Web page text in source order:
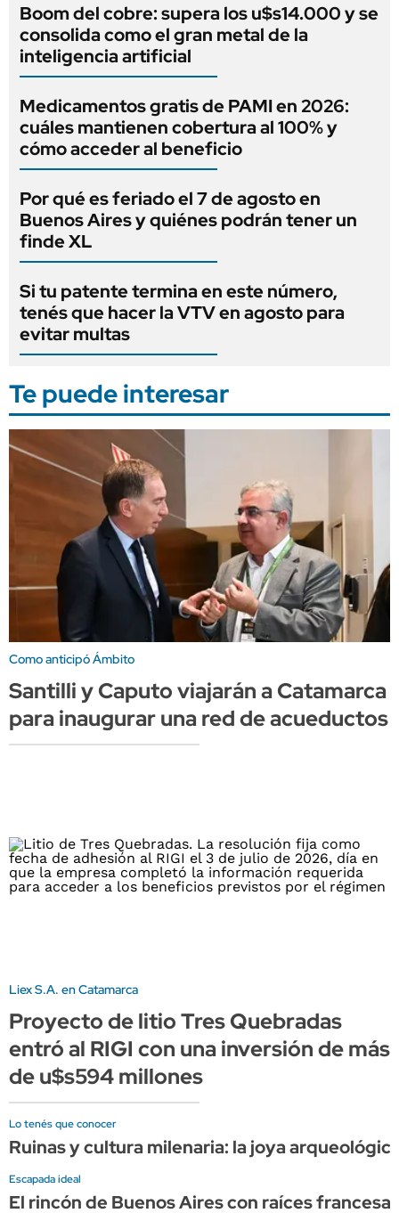
Boom del cobre: supera los u$s14.000 y se
consolida como el gran metal de la
inteligencia artificial
Medicamentos gratis de PAMI en 2026:
cuáles mantienen cobertura al 100% y
cómo acceder al beneficio
Por qué es feriado el 7 de agosto en
Buenos Aires y quiénes podrán tener un
finde XL
Si tu patente termina en este número,
tenés que hacer la VTV en agosto para
evitar multas
Te puede interesar
Como anticipó Ámbito
Santilli y Caputo viajarán a Catamarca
para inaugurar una red de acueductos
Liex S.A. en Catamarca
Proyecto de litio Tres Quebradas
entró al RIGI con una inversión de más
de u$s594 millones
Lo tenés que conocer
Ruinas y cultura milenaria: la joya
Escapada ideal
El rincón de Buenos Aires con raíces